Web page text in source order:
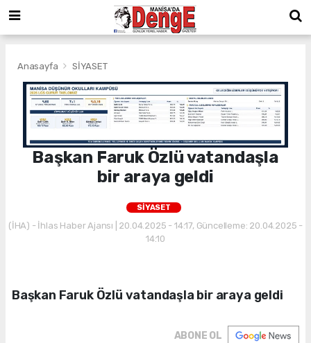
Anasayfa SİYASET
Başkan Faruk Özlü vatandaşla
bir araya geldi
SİYASET
(İHA) - İhlas Haber Ajansı | 20.04.2025 - 14:17, Güncelleme: 20.04.2025 -
14:10
Başkan Faruk Özlü vatandaşla bir araya geldi
ABONE OL